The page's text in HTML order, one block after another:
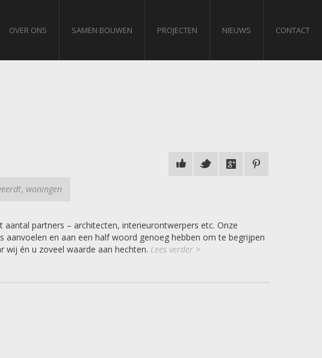
OVER ONS SAMEN BOUWEN PROJECTEN NIEUWS CONTACT
, woningen
partners – architecten, interieurontwerpers etc. Onze
en aan een half woord genoeg hebben om te begrijpen
wij én u zoveel waarde aan hechten. Lees verder >